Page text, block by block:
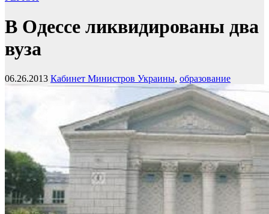
В Одессе ликвидированы два
вуза
06.26.2013 Кабинет Министров Украины, образование